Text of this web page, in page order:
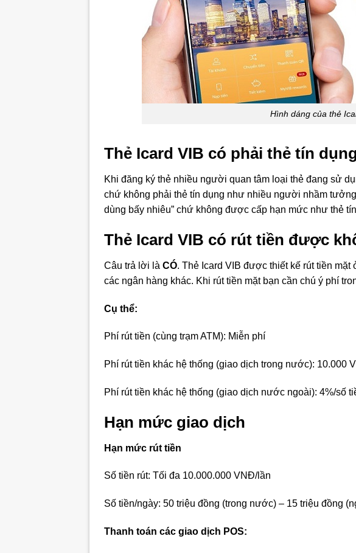
Hình dáng của thẻ
Thẻ Icard VIB có phải thẻ tín
Khi đăng ký thẻ nhiều người quan tâm loại thẻ đang sử
chứ không phải thẻ tín dụng như nhiều người nhầm
dùng bấy nhiêu” chứ không được cấp hạn mức như thẻ
Thẻ Icard VIB có rút tiền được
Câu trả lời là CÓ. Thẻ Icard VIB được thiết kế rút tiền
các ngân hàng khác. Khi rút tiền mặt bạn cần chú ý phí
Cụ thể:
Phí rút tiền (cùng trạm ATM): Miễn phí
Phí rút tiền khác hệ thống (giao dịch trong nước): 10.000
Phí rút tiền khác hệ thống (giao dịch nước ngoài): 4%/số
Hạn mức giao dịch
Hạn mức rút tiền
Số tiền rút: Tối đa 10.000.000 VNĐ/lần
Số tiền/ngày: 50 triệu đồng (trong nước) – 15 triệu đồng
Thanh toán các giao dịch POS: